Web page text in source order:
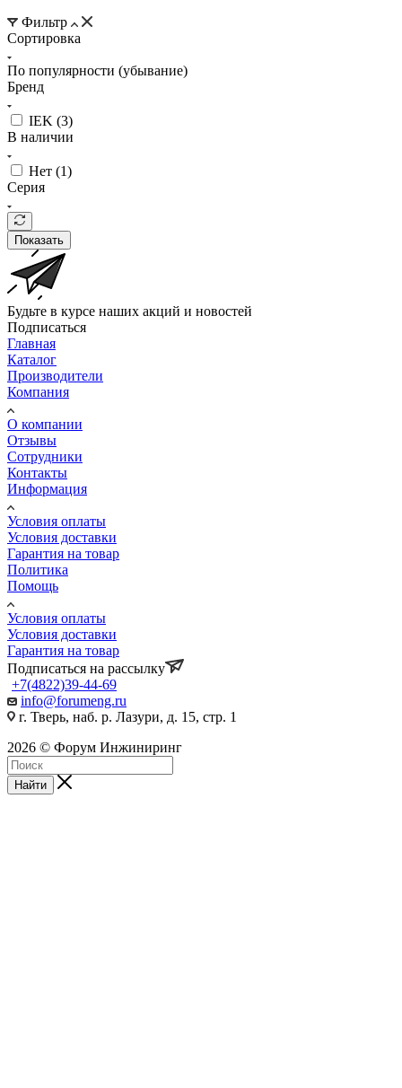
Фильтр
Сортировка
По популярности (убывание)
Бренд
IEK (3)
В наличии
Нет (1)
Серия
Показать
Будьте в курсе наших акций и новостей
Подписаться
Главная
Каталог
Производители
Компания
О компании
Отзывы
Сотрудники
Контакты
Информация
Условия оплаты
Условия доставки
Гарантия на товар
Политика
Помощь
Условия оплаты
Условия доставки
Гарантия на товар
Подписаться на рассылку
+7(4822)39-44-69
info@forumeng.ru
г. Тверь, наб. р. Лазури, д. 15, стр. 1
2026 © Форум Инжиниринг
Найти